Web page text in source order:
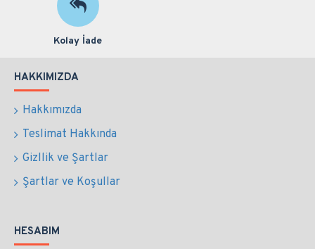
Kolay İade
HAKKIMIZDA
Hakkımızda
Teslimat Hakkında
Gizllik ve Şartlar
Şartlar ve Koşullar
HESABIM